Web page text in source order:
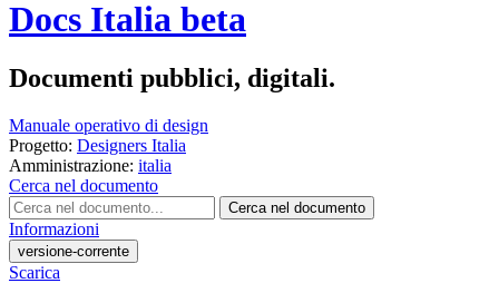
Docs Italia beta
Documenti pubblici, digitali.
Manuale operativo di design
Progetto: Designers Italia
Amministrazione: italia
Cerca nel documento
Cerca nel documento
Informazioni
versione-corrente
Scarica